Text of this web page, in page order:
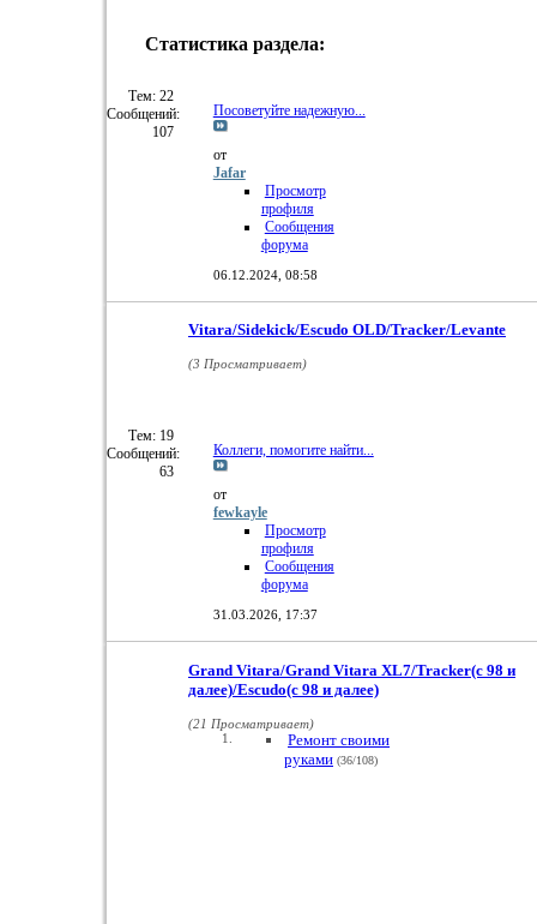
RSS
этого
раздела
Статистика раздела:
Тем: 22
Сообщений:
107
Посоветуйте надежную...
от
Jafar
Просмотр
профиля
Сообщения
форума
06.12.2024, 08:58
Vitara/Sidekick/Escudo OLD/Tracker/Levante
(3 Просматривает)
Тем: 19
Сообщений:
63
Коллеги, помогите найти...
от
fewkayle
Просмотр
профиля
Сообщения
форума
31.03.2026, 17:37
Grand Vitara/Grand Vitara XL7/Tracker(с 98 и
далее)/Escudo(с 98 и далее)
(21 Просматривает)
Ремонт своими
руками (36/108)